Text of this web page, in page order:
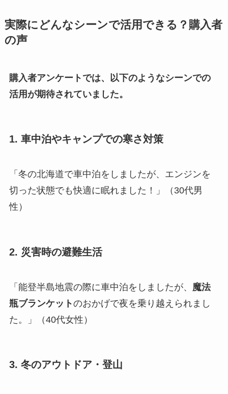
実際にどんなシーンで活用できる？購入者
の声
購入者アンケートでは、以下のようなシーンでの
活用が期待されていました。
1. 車中泊やキャンプでの寒さ対策
「冬の北海道で車中泊をしましたが、エンジンを
切った状態でも快適に眠れました！」（30代男
性）
2. 災害時の避難生活
「能登半島地震の際に車中泊をしましたが、 魔法
瓶ブランケットのおかげで夜を乗り越えられまし
た。」（40代女性）
3. 冬のアウトドア・登山